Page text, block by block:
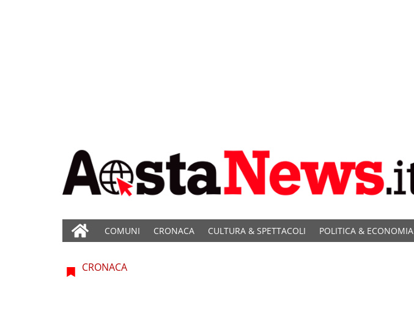
COMUNI CRONACA CULTURA & SPETTACOLI POLITICA & ECONOMIA
CRONACA